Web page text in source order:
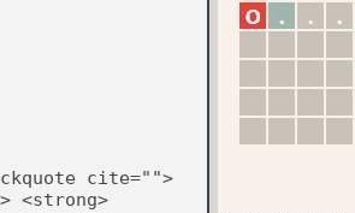
cite="">
<strong>